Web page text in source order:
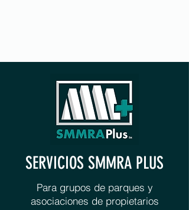
SERVICIOS SMMRA PLUS
Para grupos de parques y
asociaciones de propietarios